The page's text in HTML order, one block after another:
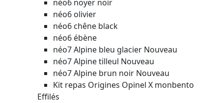
néo6 noyer noir
néo6 olivier
néo6 chêne black
néo6 ébène
néo7 Alpine bleu glacier Nouveau
néo7 Alpine tilleul Nouveau
néo7 Alpine brun noir Nouveau
Kit repas Origines Opinel X monbento
Effilés